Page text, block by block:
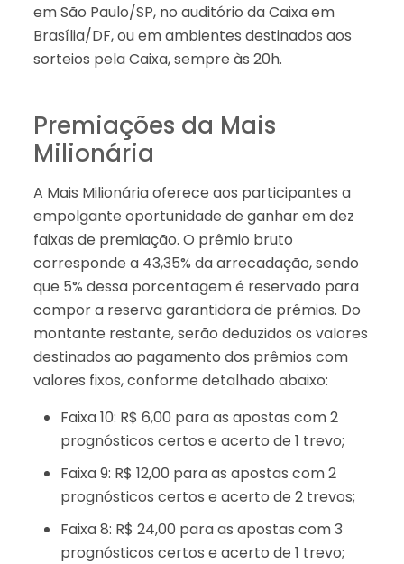
em São Paulo/SP, no auditório da Caixa em
Brasília/DF, ou em ambientes destinados aos
sorteios pela Caixa, sempre às 20h.
Premiações da Mais
Milionária
A Mais Milionária oferece aos participantes a
empolgante oportunidade de ganhar em dez
faixas de premiação. O prêmio bruto
corresponde a 43,35% da arrecadação, sendo
que 5% dessa porcentagem é reservado para
compor a reserva garantidora de prêmios. Do
montante restante, serão deduzidos os valores
destinados ao pagamento dos prêmios com
valores fixos, conforme detalhado abaixo:
Faixa 10: R$ 6,00 para as apostas com 2
prognósticos certos e acerto de 1 trevo;
Faixa 9: R$ 12,00 para as apostas com 2
prognósticos certos e acerto de 2 trevos;
Faixa 8: R$ 24,00 para as apostas com 3
prognósticos certos e acerto de 1 trevo;